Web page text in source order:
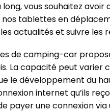
vous souhaitez avoir
tablettes en
actualités et suivre les
de camping-car
La capacité peut
le développement du
internet qu’ils
payer une connexion